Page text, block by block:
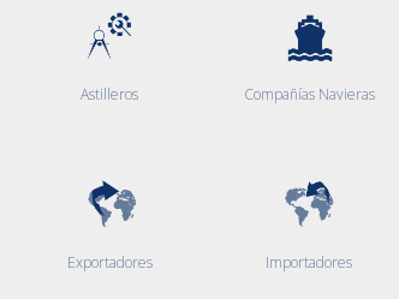
Astilleros Compañías Navieras
Exportadores Importadores